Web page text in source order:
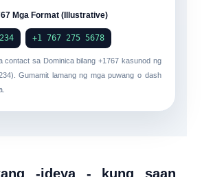
Mga Format (Illustrative)
+1 767 275 5678
contact sa Dominica bilang+1767 kasunod ng
). Gumamit lamang ng mga puwang o dash
-ideya - kung saan